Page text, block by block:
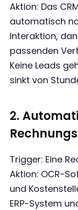
Aktion: Das
automatisch
Interaktion,
passenden
Keine Leads
sinkt von
2.
Trigger: Eine
Aktion: OCR-
und
ERP-System